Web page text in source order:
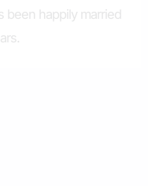
been happily married